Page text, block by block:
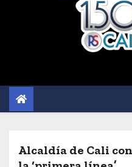
Alcaldía de Cali